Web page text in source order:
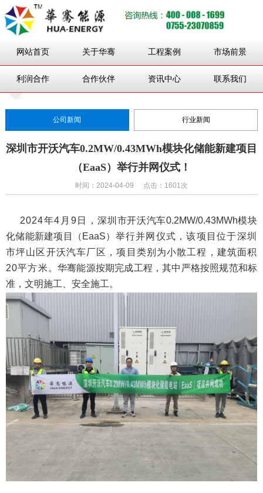
网站首页 关于华骞 工程案例 市场前景
利润合作 合作伙伴 资讯中心 联系我们
公司新闻 行业新闻
深圳市开沃汽车0.2MW/0.43MWh模块化储能新建项目
（EaaS）举行并网仪式！
时间：2024-04-09 点击：1601次
2024年4 月 9 日，深圳市开沃汽车0.2MW/0.43MWh模块
化储能新建项目（ EaaS） 举行并网仪式，该项目位于深圳
市坪山区开沃汽车厂区，项目类别为小散工程，建筑面积
20平方米 。华骞能源按期完成工程，其中严格按照规范和标
准，文明施工、安全施工。